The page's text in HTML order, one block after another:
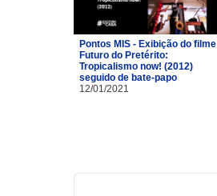
Pontos MIS - Exibição do filme
Futuro do Pretérito:
Tropicalismo now! (2012)
seguido de bate-papo
12/01/2021